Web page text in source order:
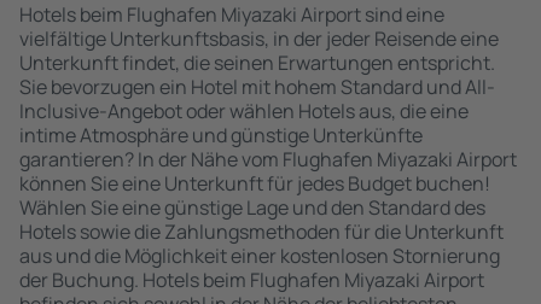
Hotels beim Flughafen Miyazaki Airport sind eine
vielfältige Unterkunftsbasis, in der jeder Reisende eine
Unterkunft findet, die seinen Erwartungen entspricht.
Sie bevorzugen ein Hotel mit hohem Standard und All-
Inclusive-Angebot oder wählen Hotels aus, die eine
intime Atmosphäre und günstige Unterkünfte
garantieren? In der Nähe vom Flughafen Miyazaki Airport
können Sie eine Unterkunft für jedes Budget buchen!
Wählen Sie eine günstige Lage und den Standard des
Hotels sowie die Zahlungsmethoden für die Unterkunft
aus und die Möglichkeit einer kostenlosen Stornierung
der Buchung. Hotels beim Flughafen Miyazaki Airport